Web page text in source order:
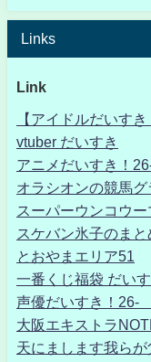
Links
Link
【アイドルだいす
vtuber だいすき
アニメだいすき！
オラシオンの競馬グ
スーパーウンコウ
スケバン氷子のまと
とおやまエリア51
一番くじ福袋 だいす
声優だいすき！26-
大阪エキストラ
天にまします我ら